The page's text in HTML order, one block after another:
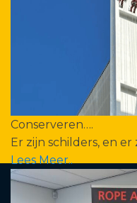
Conserveren….
Er zijn schilders, en er
Lees Meer..